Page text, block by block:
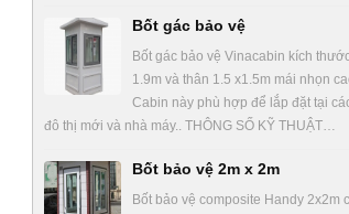
Bốt gác bảo vệ
Bốt gác bảo vệ Vinacabin kích
1.9m và thân 1.5 x1.5m mái nhọn
Cabin này phù hợp để lắp đặt tại
đô thị mới và nhà máy.. THÔNG SỐ KỸ THUẬT…
Bốt bảo vệ 2m x 2m
Bốt bảo vệ composite Handy 2x2m